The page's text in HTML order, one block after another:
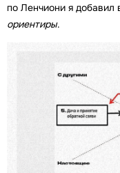
по Ленчиони я
ориентиры.